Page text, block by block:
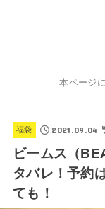
本ページ
福袋 2021.09.04
ビームス（
タバレ！予約
ても！